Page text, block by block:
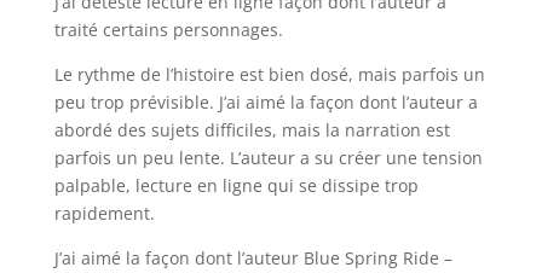
traité certains personnages.
Le rythme de l’histoire est bien dosé, mais parfois un
peu trop prévisible. J’ai aimé la façon dont l’auteur a
abordé des sujets difficiles, mais la narration est
parfois un peu lente. L’auteur a su créer une tension
palpable, lecture en ligne qui se dissipe trop
rapidement.
J’ai aimé la façon dont l’auteur Blue Spring Ride –